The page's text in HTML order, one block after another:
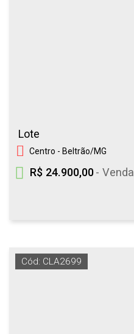
Lote
Centro - Beltrão/MG
R$ 24.900,00- Venda
Cód: CLA2699